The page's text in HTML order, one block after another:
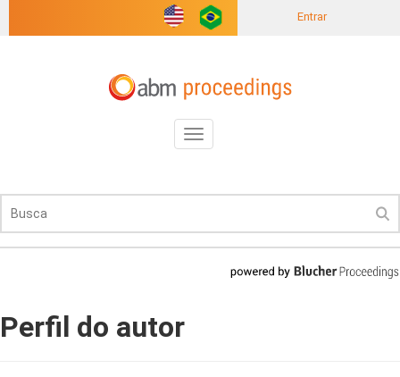
Entrar
Toggle
navigation
Perfil do autor